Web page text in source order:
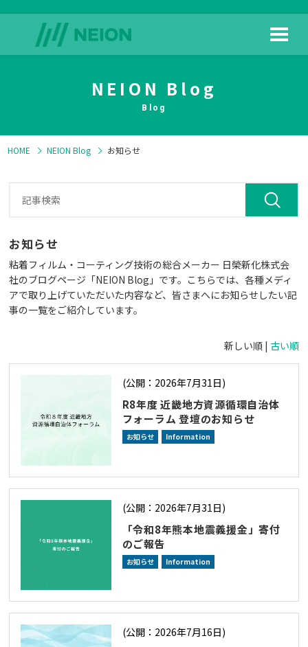
日榮新化の技術
製品情報
ダウンロード 会社情報
NEION Blog
NEION Blog
Blog
HOME NEION Blog お知らせ
お知らせ
粘着フィルム・コーティング技術の総合メーカー 日榮新化株式会
社のブログページ「NEION Blog」です。こちらでは、各種メディ
アで取り上げていただいた内容など、皆さまへにお知らせしたい記
事の一覧をご紹介しています。
新しい順 | 古い順
(公開：2026年7月31日)
R8年度 近畿地方資源循環自治体
フォーラム 登壇のお知らせ
お知らせ Information
(公開：2026年7月31日)
「令和8年熊本地震義援金」寄付
のご報告
お知らせ Information
(公開：2026年7月16日)